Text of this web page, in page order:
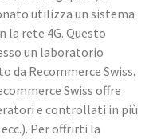
utilizza un sistema
la rete 4G. Questo
un laboratorio
da Recommerce Swiss.
Swiss offre
e controllati in più
Per offrirti la